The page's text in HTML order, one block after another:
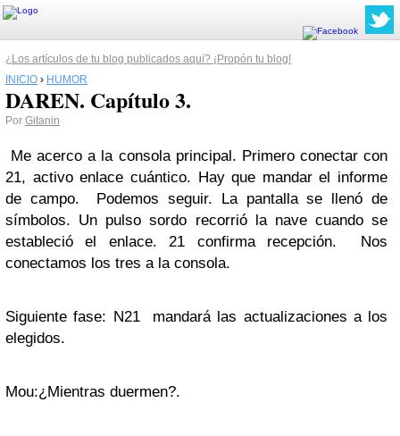
¿Los artículos de tu blog publicados aquí? ¡Propón tu blog!
INICIO › HUMOR
DAREN. Capítulo 3.
Por Gitanin
Me acerco a la consola principal. Primero conectar con
21, activo enlace cuántico. Hay que mandar el informe
de campo. Podemos seguir. La pantalla se llenó de
símbolos. Un pulso sordo recorrió la nave cuando se
estableció el enlace. 21 confirma recepción. Nos
conectamos los tres a la consola.
Siguiente fase: N21 mandará las actualizaciones a los
elegidos.
Mou:¿Mientras duermen?.